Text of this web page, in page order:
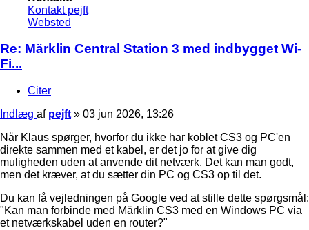
Kontakt pejft
Websted
Re: Märklin Central Station 3 med indbygget Wi-
Fi...
Citer
Indlæg af pejft » 03 jun 2026, 13:26
Når Klaus spørger, hvorfor du ikke har koblet CS3 og PC'en
direkte sammen med et kabel, er det jo for at give dig
muligheden uden at anvende dit netværk. Det kan man godt,
men det kræver, at du sætter din PC og CS3 op til det.
Du kan få vejledningen på Google ved at stille dette spørgsmål:
"Kan man forbinde med Märklin CS3 med en Windows PC via
et netværkskabel uden en router?"